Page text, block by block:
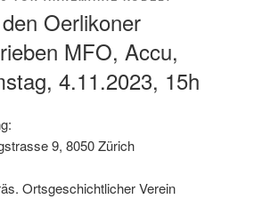
Oerlikoner
MFO, Accu,
4.11.2023, 15h
9, 8050 Zürich
Ortsgeschichtlicher Verein